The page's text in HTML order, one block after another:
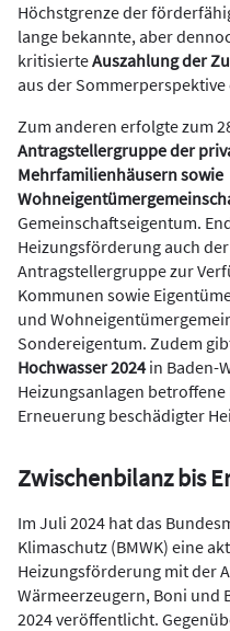
Höchstgrenze der
lange bekannte, aber
kritisierteAuszahlung der
aus der
Zum anderen erfolgte zum
Antragstellergruppe der
Mehrfamilienhäusern sowie
Gemeinschaftseigentum.
Heizungsförderung auch
Antragstellergruppe zur
Kommunen sowie
und
Sondereigentum. Zudem
Hochwasser 2024in Baden-
Heizungsanlagen
Erneuerung beschädigter
Zwischenbilanz bis
Im Juli 2024 hat das
Klimaschutz (BMWK) eine
Heizungsförderung mit der
Wärmeerzeugern, Boni und
2024 veröffentlicht.